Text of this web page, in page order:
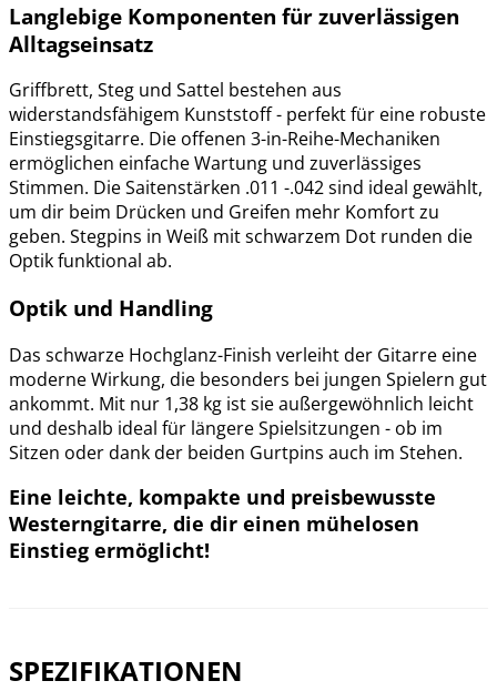
Langlebige Komponenten für zuverlässigen
Alltagseinsatz
Griffbrett, Steg und Sattel bestehen aus
widerstandsfähigem Kunststoff - perfekt für eine robuste
Einstiegsgitarre. Die offenen 3-in-Reihe-Mechaniken
ermöglichen einfache Wartung und zuverlässiges
Stimmen. Die Saitenstärken .011 -.042 sind ideal gewählt,
um dir beim Drücken und Greifen mehr Komfort zu
geben. Stegpins in Weiß mit schwarzem Dot runden die
Optik funktional ab.
Optik und Handling
Das schwarze Hochglanz-Finish verleiht der Gitarre eine
moderne Wirkung, die besonders bei jungen Spielern gut
ankommt. Mit nur 1,38 kg ist sie außergewöhnlich leicht
und deshalb ideal für längere Spielsitzungen - ob im
Sitzen oder dank der beiden Gurtpins auch im Stehen.
Eine leichte, kompakte und preisbewusste
Westerngitarre, die dir einen mühelosen
Einstieg ermöglicht!
SPEZIFIKATIONEN